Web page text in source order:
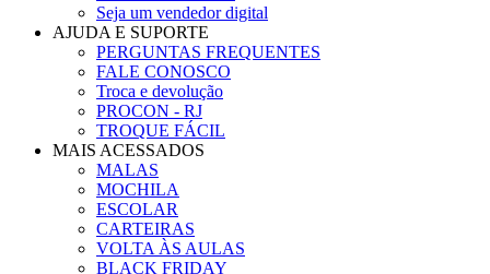
Seja um vendedor digital
AJUDA E SUPORTE
PERGUNTAS FREQUENTES
FALE CONOSCO
Troca e devolução
PROCON - RJ
TROQUE FÁCIL
MAIS ACESSADOS
MALAS
MOCHILA
ESCOLAR
CARTEIRAS
VOLTA ÀS AULAS
BLACK FRIDAY